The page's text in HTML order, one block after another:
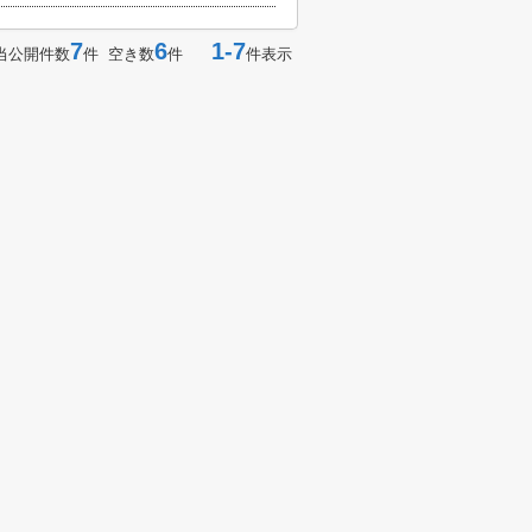
公開件数7件 空き数6件 1-7件表示